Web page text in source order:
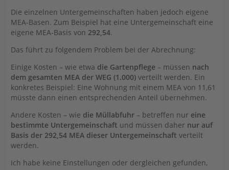
Die einzelnen Untergemeinschaften haben jedoch eigene
MEA-Basen. Zum Beispiel hat eine Untergemeinschaft eine
eigene MEA-Basis von 292,54.
Das führt zu folgendem Problem bei der Abrechnung:
Einige Kosten – wie etwa die Gartenpflege – müssen nach
dem gesamten MEA der WEG (1.000) verteilt werden. Ein
konkretes Beispiel: Eine Wohnung mit einem MEA von 11,61
müsste dann einen entsprechenden Anteil übernehmen.
Andere Kosten – wie die Müllabfuhr – betreffen nur eine
bestimmte Untergemeinschaft und müssen daher nur auf
Basis der 292,54 MEA dieser Untergemeinschaft verteilt
werden.
Ich habe keine Einstellungen oder dergleichen gefunden,